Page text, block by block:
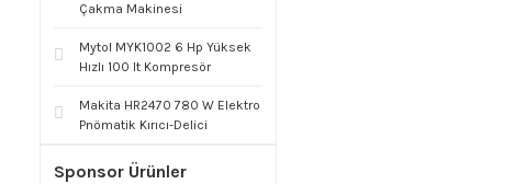
Çakma Makinesi
Mytol MYK1002 6 Hp Yüksek
Hızlı 100 lt Kompresör
Makita HR2470 780 W Elektro
Pnömatik Kırıcı-Delici
Sponsor Ürünler